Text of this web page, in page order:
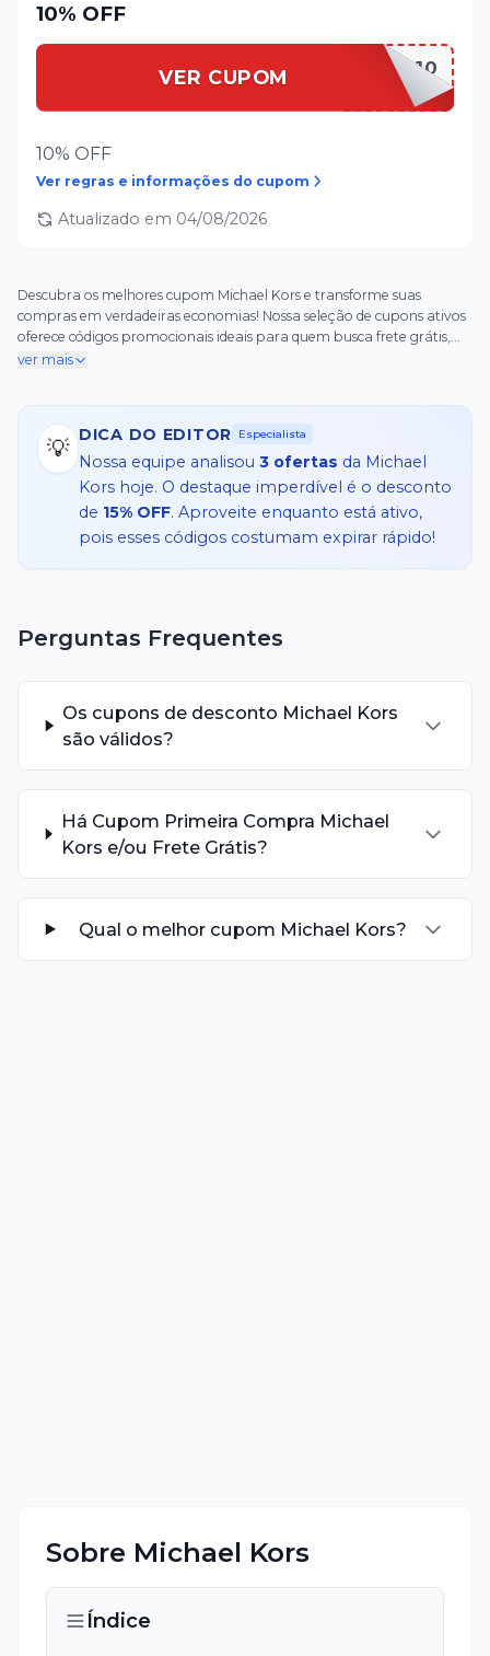
10% OFF
VER CUPOM PRIMEIRA10
10% OFF
Ver regras e informações do cupom
Atualizado em 04/08/2026
Descubra os melhores cupom Michael Kors e transforme suas
compras em verdadeiras economias! Nossa seleção de cupons ativos
oferece códigos promocionais ideais para quem busca frete grátis,
vantagens na primeira compra e descontos exclusivos em bolsas,
no checkout. Aproveite cupom Michael Kors para elevar seu estilo
sem gastar demais, com opções especiais para eventos como Black
Friday. Use cupom Michael Kors agora e sinta a diferença no seu
bolso – é simples, rápido e recompensador. Pegue seu cupom
Michael Kors hoje e comece a economizar!
ver mais
💡
DICA DO EDITOR Especialista
Nossa equipe analisou 3ofertas da Michael
Korshoje. O destaque imperdível é o desconto
de 15% OFF. Aproveite enquanto está ativo,
pois esses códigos costumam expirar rápido!
Perguntas Frequentes
Os cupons de desconto Michael Kors
são válidos?
Há Cupom Primeira Compra Michael
Kors e/ou Frete Grátis?
Qual o melhor cupom Michael Kors?
Sobre Michael Kors
Índice